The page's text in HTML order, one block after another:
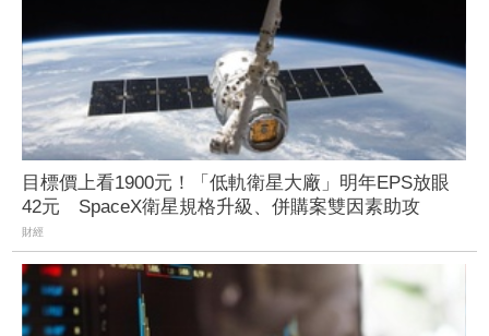
目標價上看1900元！「低軌衛星大廠」明年EPS放眼
42元 SpaceX衛星規格升級、併購案雙因素助攻
財經